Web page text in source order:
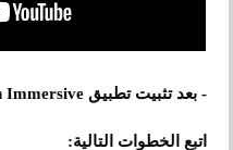
اتبع الخطوات التالية: